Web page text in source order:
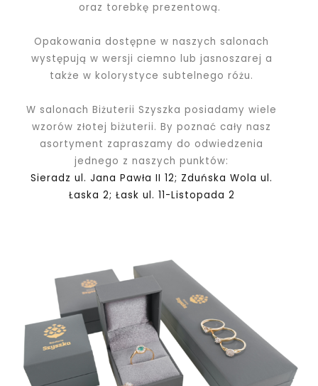
oraz torebkę prezentową.
Opakowania dostępne w naszych salonach
występują w wersji ciemno lub jasnoszarej a
także w kolorystyce subtelnego różu.
W salonach Biżuterii Szyszka posiadamy wiele
wzorów złotej biżuterii. By poznać cały nasz
asortyment zapraszamy do odwiedzenia
jednego z naszych punktów:
Sieradz ul. Jana Pawła II 12; Zduńska Wola ul.
Łaska 2; Łask ul. 11-Listopada 2